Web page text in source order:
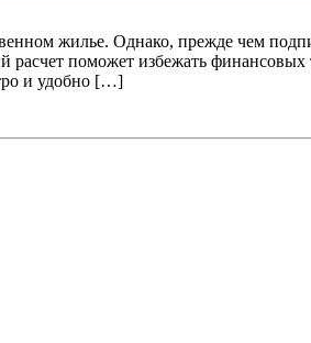
жилье. Однако, прежде чем
поможет избежать финансовых
и удобно […]